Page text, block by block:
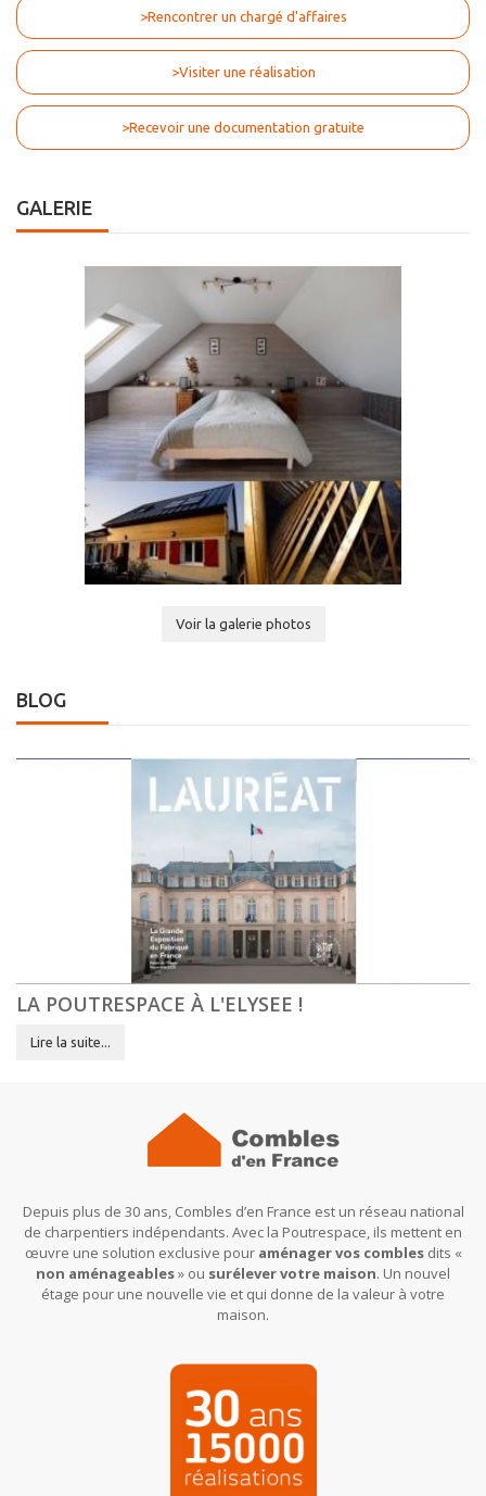
>Rencontrer un chargé d'affaires
>Visiter une réalisation
>Recevoir une documentation gratuite
GALERIE
Voir la galerie photos
BLOG
LA POUTRESPACE À L'ELYSEE !
Lire la suite...
Depuis plus de 30 ans, Combles d’en France est un réseau national
de charpentiers indépendants. Avec la Poutrespace, ils mettent en
œuvre une solution exclusive pour aménager vos comblesdits «
non aménageables» ou surélever votre maison. Un nouvel
étage pour une nouvelle vie et qui donne de la valeur à votre
maison.